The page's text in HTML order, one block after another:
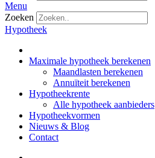
Menu
Zoeken
Hypotheek
Maximale hypotheek berekenen
Maandlasten berekenen
Annuïteit berekenen
Hypotheekrente
Alle hypotheek aanbieders
Hypotheekvormen
Nieuws & Blog
Contact